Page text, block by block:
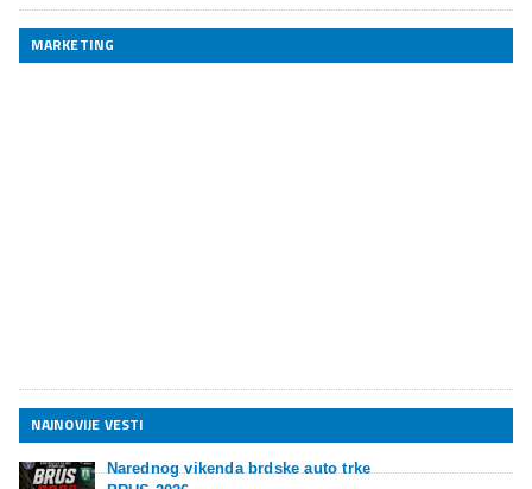
MARKETING
NAJNOVIJE VESTI
Narednog vikenda brdske auto trke